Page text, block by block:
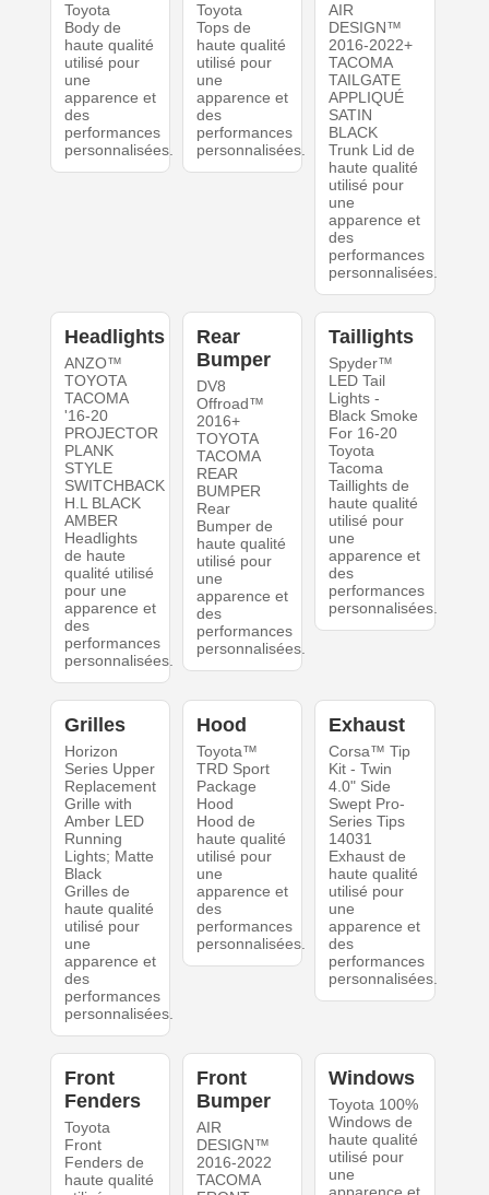
Toyota
Body de
haute qualité
utilisé pour
une
apparence et
des
performances
personnalisées.
Toyota
Tops de
haute qualité
utilisé pour
une
apparence et
des
performances
personnalisées.
AIR
DESIGN™
2016-2022+
TACOMA
TAILGATE
APPLIQUÉ
SATIN
BLACK
Trunk Lid de
haute qualité
utilisé pour
une
apparence et
des
performances
personnalisées.
Headlights
ANZO™
TOYOTA
TACOMA
'16-20
PROJECTOR
PLANK
STYLE
SWITCHBACK
H.L BLACK
AMBER
Headlights
de haute
qualité utilisé
pour une
apparence et
des
performances
personnalisées.
Rear
Bumper
DV8
Offroad™
2016+
TOYOTA
TACOMA
REAR
BUMPER
Rear
Bumper de
haute qualité
utilisé pour
une
apparence et
des
performances
personnalisées.
Taillights
Spyder™
LED Tail
Lights -
Black Smoke
For 16-20
Toyota
Tacoma
Taillights de
haute qualité
utilisé pour
une
apparence et
des
performances
personnalisées.
Grilles
Horizon
Series Upper
Replacement
Grille with
Amber LED
Running
Lights; Matte
Black
Grilles de
haute qualité
utilisé pour
une
apparence et
des
performances
personnalisées.
Hood
Toyota™
TRD Sport
Package
Hood
Hood de
haute qualité
utilisé pour
une
apparence et
des
performances
personnalisées.
Exhaust
Corsa™ Tip
Kit - Twin
4.0" Side
Swept Pro-
Series Tips
14031
Exhaust de
haute qualité
utilisé pour
une
apparence et
des
performances
personnalisées.
Front
Fenders
Toyota
Front
Fenders de
haute qualité
Front
Bumper
AIR
DESIGN™
2016-2022
TACOMA
Windows
Toyota 100%
Windows de
haute qualité
utilisé pour
une